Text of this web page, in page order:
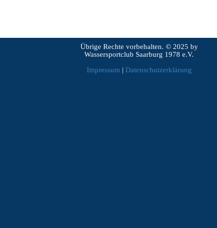
Übrige Rechte vorbehalten. © 2025 by
Wassersportclub Saarburg 1978 e.V.
Impressum | Datenschutzerklärung